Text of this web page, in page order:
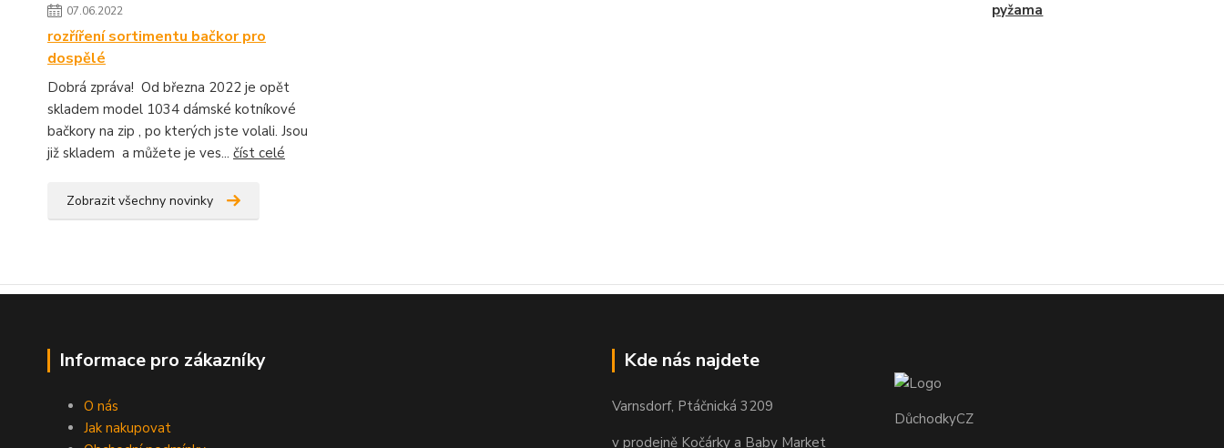
07.06.2022
rozříření sortimentu bačkor pro
dospělé
Dobrá zpráva! Od března 2022 je opět
skladem model 1034 dámské kotníkové
bačkory na zip , po kterých jste volali. Jsou
již skladem a můžete je ves... číst celé
Zobrazit všechny novinky
pyžama
Informace pro zákazníky
O nás
Jak nakupovat
Kde nás najdete
Varnsdorf, Ptáčnická 3209
v prodejně Kočárky a Baby Market
DůchodkyCZ